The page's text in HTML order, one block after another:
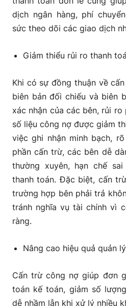
dịch ngân hàng, phí
sức theo dõi các giao dịch
Giảm thiểu rủi ro thanh
Khi có sự đồng thuận về
biên bản đối chiếu và biên
xác nhận của các bên, rủi
số liệu công nợ được giảm
việc ghi nhận minh bạch,
phần cấn trừ, các bên dễ
thường xuyên, hạn chế
thanh toán. Đặc biệt, cấn
trường hợp bên phải trả
tránh nghĩa vụ tài chính vì
ràng.
Nâng cao hiệu quả quản
Cấn trừ công nợ giúp đơn
toán kế toán, giảm số
dễ nhầm lẫn khi xử lý nhiều